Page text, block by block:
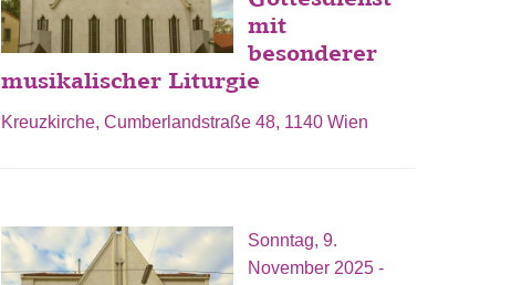
mit
besonderer
musikalischer Liturgie
Kreuzkirche, Cumberlandstraße 48, 1140 Wien
Sonntag, 9.
November 2025 -